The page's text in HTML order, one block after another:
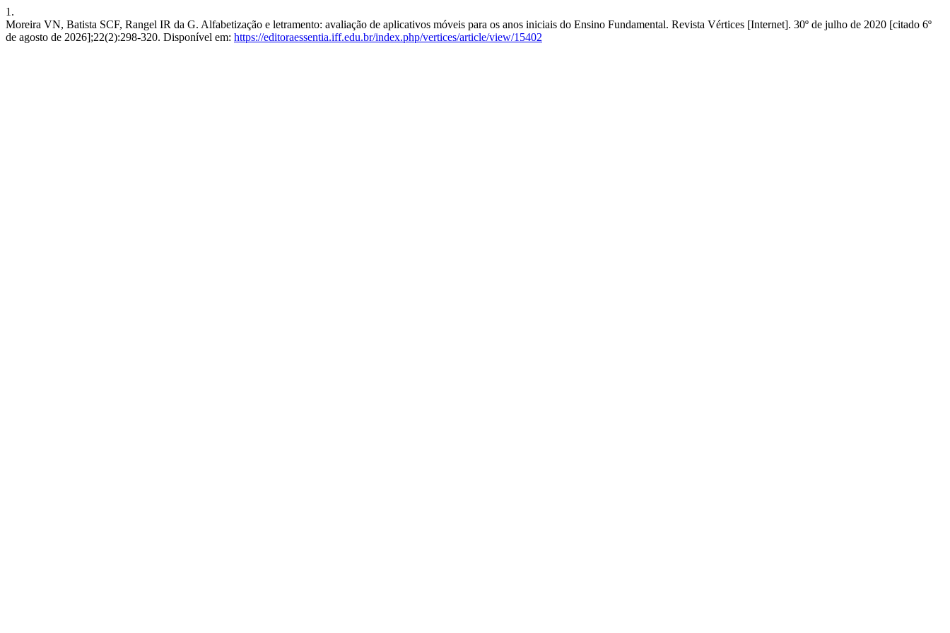
1.
Moreira VN, Batista SCF, Rangel IR da G. Alfabetização e letramento: avaliação de aplicativos móveis para os anos iniciais do Ensino Fundamental. Revista Vértices [Internet]. 30º de julho de 2020 [citado 6º
de agosto de 2026];22(2):298-320. Disponível em: https://editoraessentia.iff.edu.br/index.php/vertices/article/view/15402